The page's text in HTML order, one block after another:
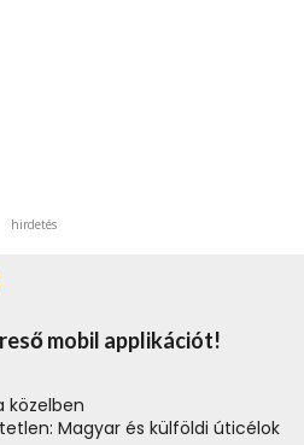
hirdetés
mobil applikációt!
közelben
Magyar és külföldi úticélok